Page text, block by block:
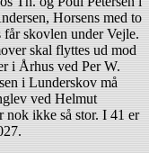
Horsens med to
skovlen under Vejle.
skal flyttes ud mod
i Århus ved Per W.
i Lunderskov må
ved Helmut
nok ikke så stor. I 41 er